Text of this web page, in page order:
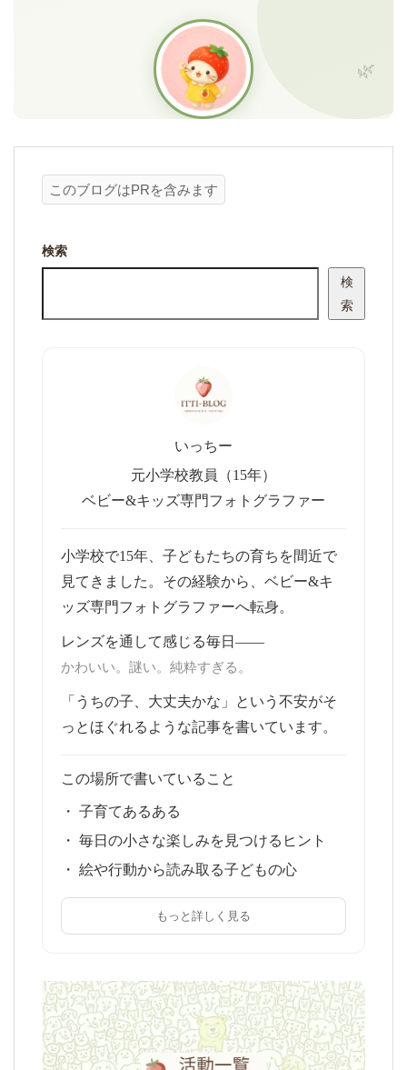
このブログはPRを含みます
検索
検
索
いっちー
元小学校教員（15年）
ベビー&キッズ専門フォトグラファー
小学校で15年、子どもたちの育ちを間近で
見てきました。その経験から、ベビー&キ
ッズ専門フォトグラファーへ転身。
レンズを通して感じる毎日——
かわいい。謎い。純粋すぎる。
「うちの子、大丈夫かな」という不安がそ
っとほぐれるような記事を書いています。
この場所で書いていること
・ 子育てあるある
・ 毎日の小さな楽しみを見つけるヒント
・ 絵や行動から読み取る子どもの心
もっと詳しく見る